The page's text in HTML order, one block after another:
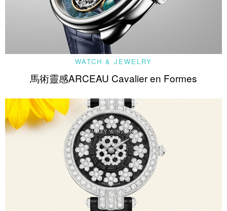
WATCH & JEWELRY
馬術靈感ARCEAU Cavalier en Formes